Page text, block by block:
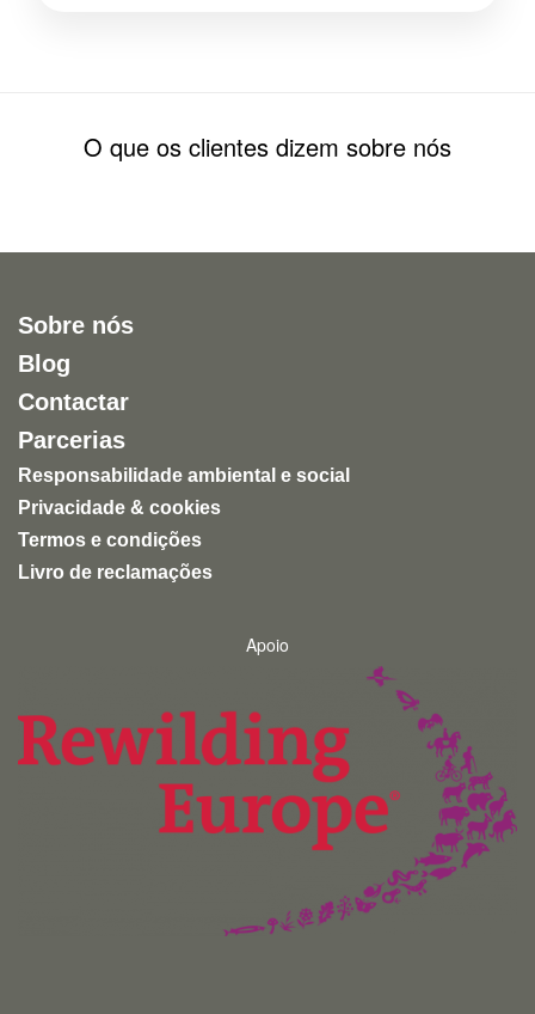
O que os clientes dizem sobre nós
Sobre nós
Blog
Contactar
Parcerias
Responsabilidade ambiental e social
Privacidade & cookies
Termos e condições
Livro de reclamações
Apoio